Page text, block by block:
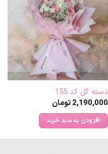
دسته گل کد 155
2,190,000تومان
افزودن به سبد خرید